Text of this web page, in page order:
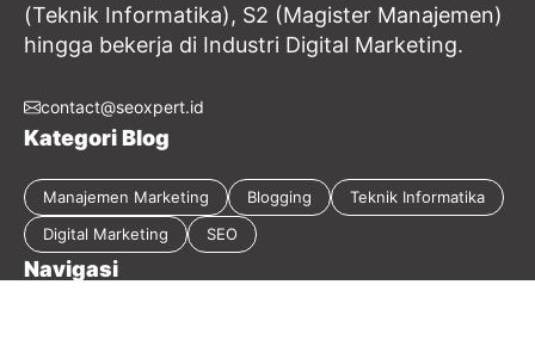
(Teknik Informatika), S2 (Magister Manajemen)
hingga bekerja di Industri Digital Marketing.
contact@seoxpert.id
Kategori Blog
Manajemen Marketing Blogging
Teknik Informatika
Digital Marketing
SEO
Navigasi